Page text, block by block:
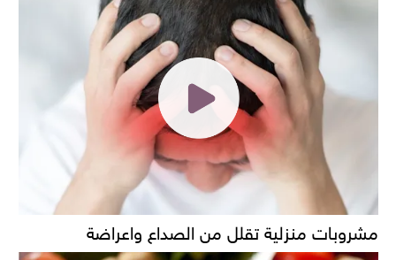
مشروبات منزلية تقلل من الصداع واعراضة